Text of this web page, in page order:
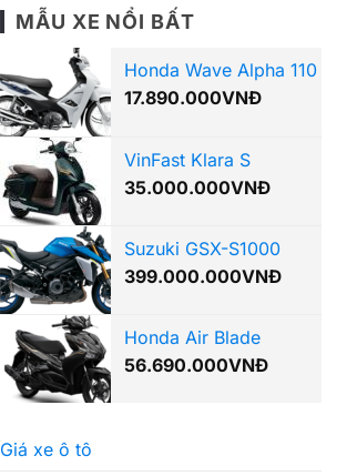
MẪU XE NỔI BẤT
Honda Wave Alpha 110
17.890.000VNĐ
VinFast Klara S
35.000.000VNĐ
Suzuki GSX-S1000
399.000.000VNĐ
Honda Air Blade
56.690.000VNĐ
Giá xe ô tô